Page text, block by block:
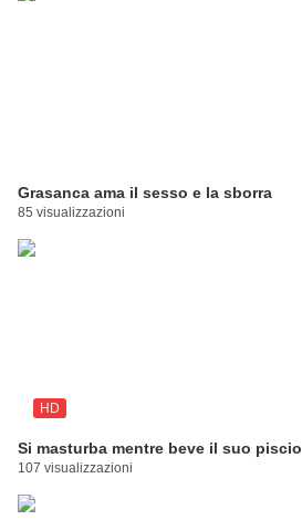
Grasanca ama il sesso e la sborra
85 visualizzazioni
HD
Si masturba mentre beve il suo piscio
107 visualizzazioni